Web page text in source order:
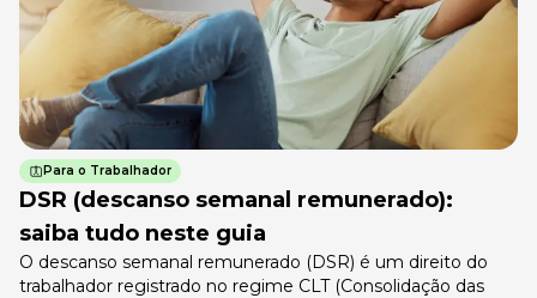
Para o Trabalhador
DSR (descanso semanal remunerado):
saiba tudo neste guia
O descanso semanal remunerado (DSR) é um direito do
trabalhador registrado no regime CLT (Consolidação das